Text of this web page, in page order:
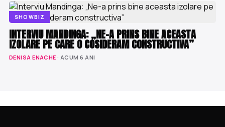
SHOWBIZ
INTERVIU MANDINGA: „NE-A PRINS BINE ACEASTA
IZOLARE PE CARE O COSIDERAM CONSTRUCTIVA”
DENISA ENACHE · ACUM 6 ANI